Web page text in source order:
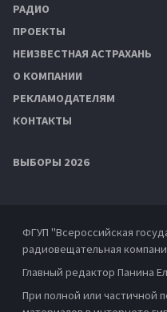
РАДИО
ПРОЕКТЫ
НЕИЗВЕСТНАЯ АСТРАХАНЬ
О КОМПАНИИ
РЕКЛАМОДАТЕЛЯМ
КОНТАКТЫ
ВЫБОРЫ 2026
ФГУП "Всероссийская
радиовещательная
Главный редактор Панина
При полной или частичной